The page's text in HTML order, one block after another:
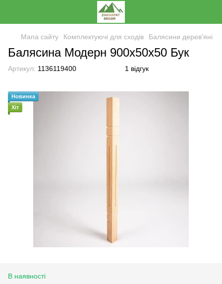
Мапа сайту Комплектуючі для сходів Балясини дерев'яні
Балясина Модерн 900х50х50 Бук
Артикул: 1136119400 1 відгук
Новинка
Хіт
В наявності